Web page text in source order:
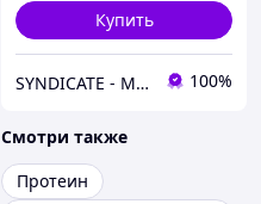
Купить
SYNDICATE - Магазин спортивного питания 100%
Смотри также
Протеин